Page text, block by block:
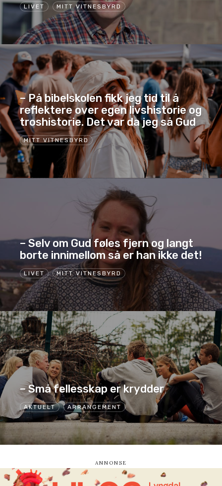
LIVET MITT VITNESBYRD
MITT VITNESBYRD
– På bibelskolen fikk jeg tid til å
reflektere over egen livshistorie og
troshistorie. Det var da jeg så Gud
LIVET MITT VITNESBYRD
– Selv om Gud føles fjern og langt
borte innimellom så er han ikke det!
AKTUELT ARRANGEMENT
– Små fellesskap er krydder